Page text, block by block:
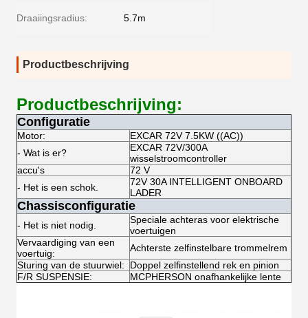
Draaiingsradius: 5.7m
Productbeschrijving
Productbeschrijving:
Configuratie
Motor:
EXCAR 72V 7.5KW ((AC))
- Wat is er?
EXCAR 72V/300A
wisselstroomcontroller
accu's
72 V
- Het is een schok.
72V 30A INTELLIGENT ONBOARD
LADER
Chassisconfiguratie
- Het is niet nodig.
Speciale achteras voor elektrische
voertuigen
Vervaardiging van een
voertuig:
Achterste zelfinstelbare trommelrem
Sturing van de stuurwiel:
Doppel zelfinstellend rek en pinion
F/R SUSPENSIE:
MCPHERSON onafhankelijke lente